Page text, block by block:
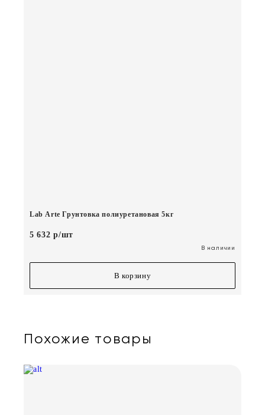
Lab Arte Грунтовка полиуретановая 5кг
5 632 р/шт
В наличии
В корзину
Похожие товары